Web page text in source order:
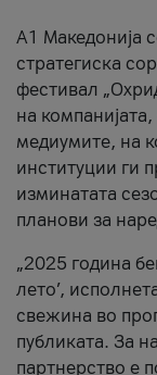
A1 Македонија
стратегиска
фестивал
на
медиумите, на
институции ги
изминатата
планови за
„2025 година
лето’,
свежина во
публиката. За
партнерство е